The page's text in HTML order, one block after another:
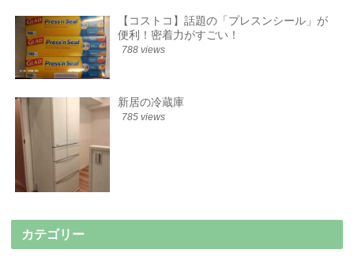
【コストコ】話題の「プレスンシール」が
便利！密着力がすごい！
788 views
新居の冷蔵庫
785 views
カテゴリー